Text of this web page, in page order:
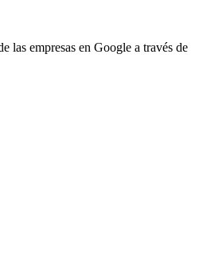
las empresas en Google a través de